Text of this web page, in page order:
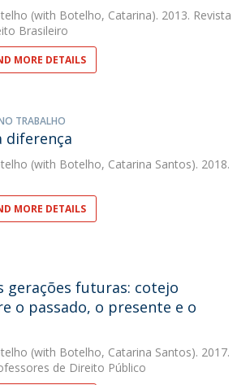
(with Botelho, Catarina). 2013. Revista
Brasileiro
MORE DETAILS
TRABALHO
diferença
(with Botelho, Catarina Santos). 2018.
MORE DETAILS
gerações futuras: cotejo
o passado, o presente e o
(with Botelho, Catarina Santos). 2017.
de Direito Público